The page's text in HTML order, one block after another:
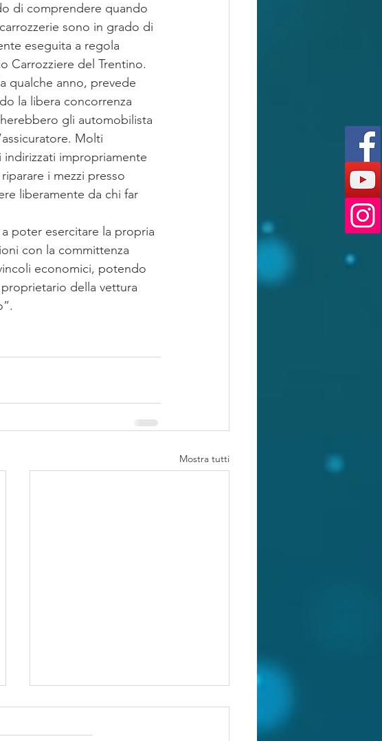
di comprendere quando
sono in grado di
eseguita a regola
Carrozziere del Trentino.
qualche anno, prevede
la libera concorrenza
gli automobilista
Molti
impropriamente
i mezzi presso
liberamente da chi far
poter esercitare la propria
con la committenza
economici, potendo
della vettura
Mostra tutti